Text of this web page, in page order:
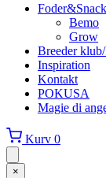
Bemo
Grow
Breeder
Inspiration
Kontakt
POKUSA
Magie di
Kurv 0
×